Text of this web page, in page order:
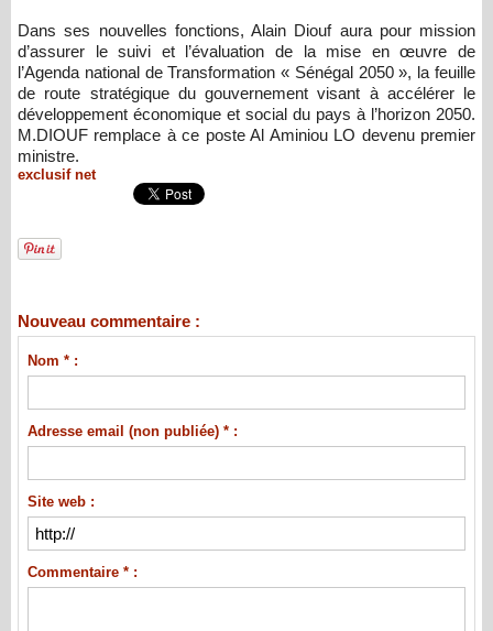
Dans ses nouvelles fonctions, Alain Diouf aura pour mission
d’assurer le suivi et l’évaluation de la mise en œuvre de
l’Agenda national de Transformation « Sénégal 2050 », la feuille
de route stratégique du gouvernement visant à accélérer le
développement économique et social du pays à l’horizon 2050.
M.DIOUF remplace à ce poste Al Aminiou LO devenu premier
ministre.
exclusif net
Nouveau commentaire :
Nom * :
Adresse email (non publiée) * :
Site web :
Commentaire * :